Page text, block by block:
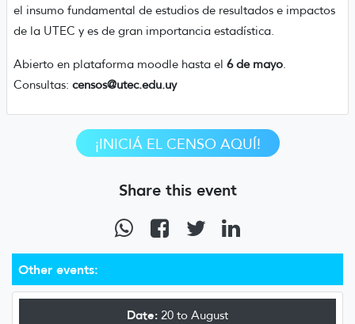
Other events:
Date: 20 to August
el insumo fundamental de estudios de resultados e impactos
de la UTEC y es de gran importancia estadística.
Abierto en plataforma moodle hasta el 6 de mayo.
Consultas: censos@utec.edu.uy
¡INICIÁ EL CENSO AQUÍ!
Share this event